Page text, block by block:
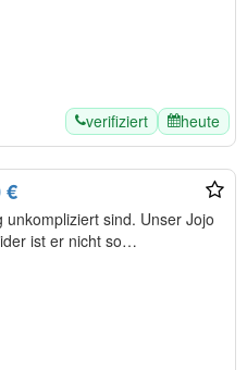
verifiziert heute
€
sind. Unser Jojo
ist er nicht so…